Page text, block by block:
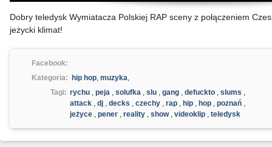
Dobry teledysk Wymiatacza Polskiej RAP sceny z połączeniem
jeżycki klimat!
Facebook:
Kategoria:
hip hop, muzyka,
Tagi: rychu , peja , solufka , slu , gang , defuckto , slums ,
attack , dj , decks , czechy , rap , hip , hop , poznań ,
jeżyce , pener , reality , show, videoklip , teledysk